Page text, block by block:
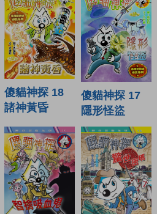
傻貓神探 18
諸神黃昏
傻貓神探 17
隱形怪盜